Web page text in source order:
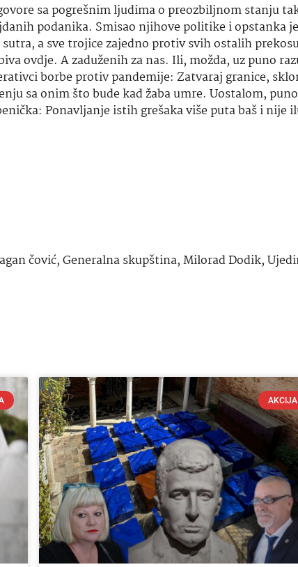
sa pogrešnim ljudima o preozbiljnom stanju
podanika. Smisao njihove politike i opstanka
a sve trojice zajedno protiv svih ostalih
ovdje. A zaduženih za nas. Ili, možda, uz puno
borbe protiv pandemije: Zatvaraj granice,
sa onim što bude kad žaba umre. Uostalom, puno
Ponavljanje istih grešaka više puta baš i nije
čović,Generalna skupština,Milorad Dodik,
AKCIJA